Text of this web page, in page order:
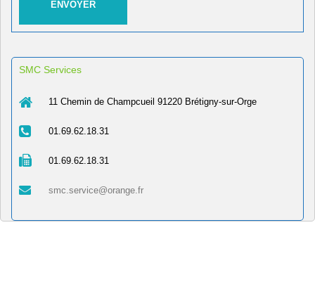
SMC Services
11 Chemin de Champcueil 91220 Brétigny-sur-Orge
01.69.62.18.31
01.69.62.18.31
smc.service@orange.fr